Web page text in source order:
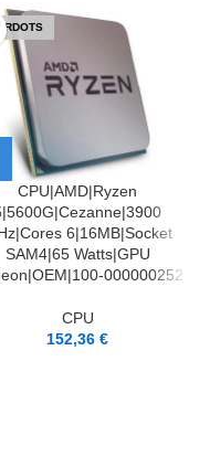
CPU|AMD|Ryzen
6|16MB|Socket
SAM4|65 Watts|GPU
000000252
CPU
152,36€